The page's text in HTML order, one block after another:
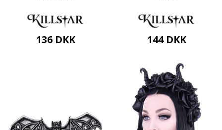
136 DKK 144 DKK